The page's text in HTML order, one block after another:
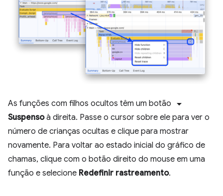
As funções com filhos ocultos têm um botão arrow_drop_down
Suspensoà direita. Passe o cursor sobre ele para ver o
número de crianças ocultas e clique para mostrar
novamente. Para voltar ao estado inicial do gráfico de
chamas, clique com o botão direito do mouse em uma
função e selecione Redefinir rastreamento.